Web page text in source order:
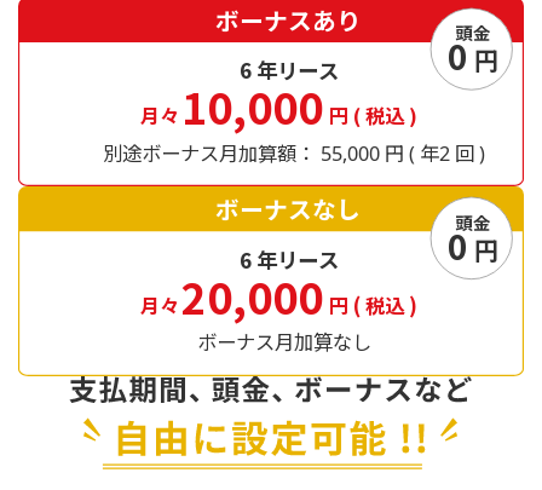
別途ボーナス月加算額： 55,000 円 ( 年2 回)
10,000 円 (税込)
月々
ボーナスあり
6年リース
頭金
0 円
ボーナス月加算なし
20,000 円 (税込)
月々
ボーナスなし
6年リース
頭金
0 円